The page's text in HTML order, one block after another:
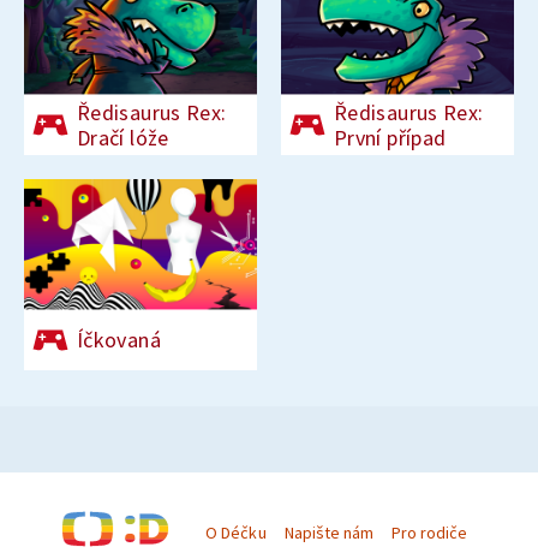
Ředisaurus Rex:
Dračí lóže
Ředisaurus Rex:
První případ
Íčkovaná
O Déčku Napište nám Pro rodiče